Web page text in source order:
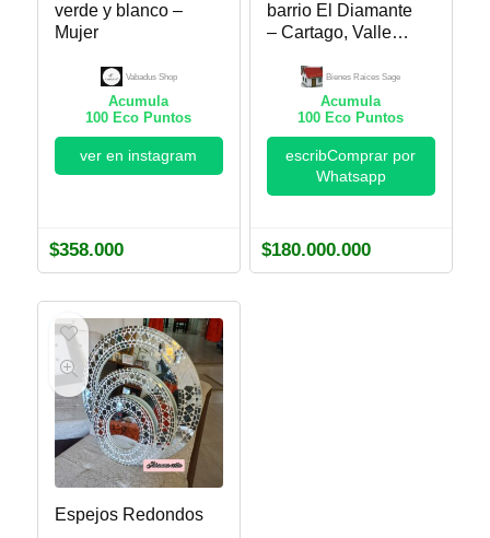
verde y blanco –
Mujer
Vabadus Shop
Acumula
100 Eco Puntos
ver en instagram
$358.000
barrio El Diamante
– Cartago, Valle
Raices Sage
Bienes Raices Sage
Acumula
100 Eco Puntos
escribComprar por
Whatsapp
$180.000.000
Espejos Redondos